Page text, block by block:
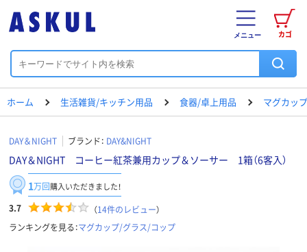
カゴ
メニュー
ホーム 生活雑貨/キッチン用品 食器/卓上用品 マグカッ
DAY＆NIGHT ブランド： DAY&NIGHT
DAY＆NIGHT コーヒー紅茶兼用カップ＆ソーサー 1箱（6客入）
1万回購入いただきました！
3.7 （14件のレビュー）
ランキングを見る：マグカップ/グラス/コップ